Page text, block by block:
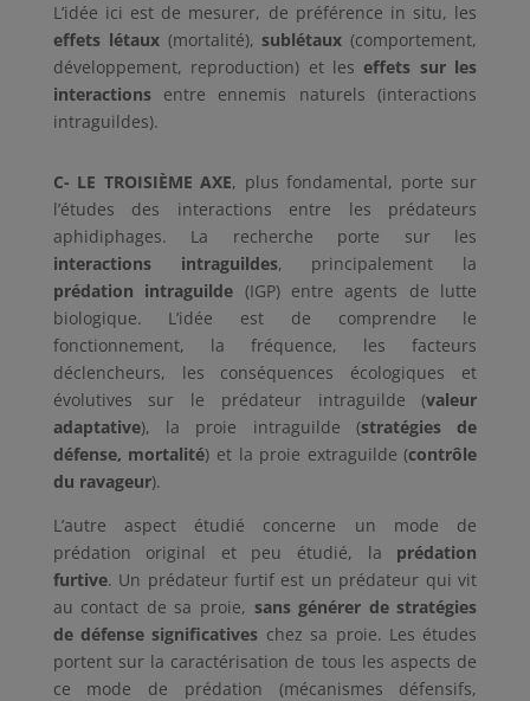
L’idée ici est de mesurer, de préférence in situ, les
effets létaux(mortalité),sublétaux (comportement,
développement, reproduction) et leseffets sur les
interactionsentre ennemis naturels (interactions
intraguildes).
C- LE TROISIÈME AXE, plus fondamental, porte sur
l’études des interactions entre les prédateurs
aphidiphages. La recherche porte sur les
interactions intraguildes, principalement la
prédation intraguilde (IGP) entre agents de lutte
biologique. L’idée est de comprendre le
fonctionnement, la fréquence, les facteurs
déclencheurs, les conséquences écologiques et
évolutives sur le prédateur intraguilde (valeur
adaptative), la proie intraguilde (stratégies de
défense, mortalité) et la proie extraguilde (contrôle
du ravageur).
L’autre aspect étudié concerne un mode de
prédation original et peu étudié, la prédation
furtive. Un prédateur furtif est un prédateur qui vit
au contact de sa proie, sans générer de stratégies
de défense significatives chez sa proie. Les études
portent sur la caractérisation de tous les aspects de
ce mode de prédation (mécanismes défensifs,